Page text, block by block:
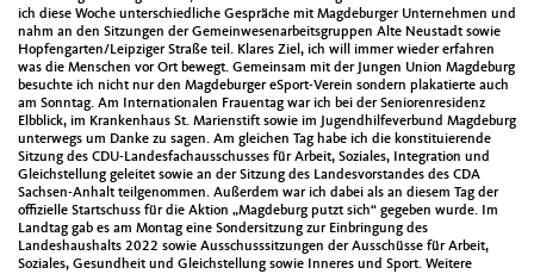
ich diese Woche unterschiedliche Gespräche mit Magdeburger Unternehmen und
nahm an den Sitzungen der Gemeinwesenarbeitsgruppen Alte Neustadt sowie
Hopfengarten/Leipziger Straße teil. Klares Ziel, ich will immer wieder erfahren
was die Menschen vor Ort bewegt. Gemeinsam mit der Jungen Union Magdeburg
besuchte ich nicht nur den Magdeburger eSport-Verein sondern plakatierte auch
am Sonntag. Am Internationalen Frauentag war ich bei der Seniorenresidenz
Elbblick, im Krankenhaus St. Marienstift sowie im Jugendhilfeverbund Magdeburg
unterwegs um Danke zu sagen. Am gleichen Tag habe ich die konstituierende
Sitzung des CDU-Landesfachausschusses für Arbeit, Soziales, Integration und
Gleichstellung geleitet sowie an der Sitzung des Landesvorstandes des CDA
Sachsen-Anhalt teilgenommen. Außerdem war ich dabei als an diesem Tag der
offizielle Startschuss für die Aktion „Magdeburg putzt sich“ gegeben wurde. Im
Landtag gab es am Montag eine Sondersitzung zur Einbringung des
Landeshaushalts 2022 sowie Ausschusssitzungen der Ausschüsse für Arbeit,
Soziales, Gesundheit und Gleichstellung sowie Inneres und Sport. Weitere